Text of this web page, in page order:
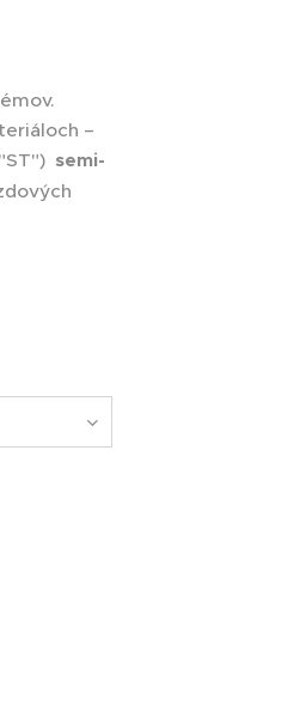
–
semi-